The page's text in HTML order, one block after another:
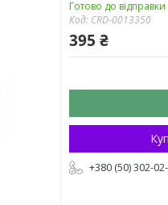
Готово до відправки
Код: CRD-0013350
395 ₴
+380 (50) 302-